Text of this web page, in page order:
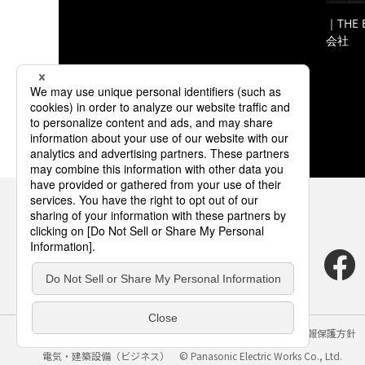
｜
会社
サイトのご利用にあたって クッキーポリシー
個人情報保護方針
電気・建築設備（ビジネス）
© Panasonic Electric Works Co., Ltd.